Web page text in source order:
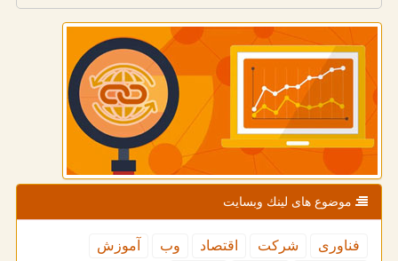
موضوع های لینك وبسایت
فناوری شركت اقتصاد وب
آموزش